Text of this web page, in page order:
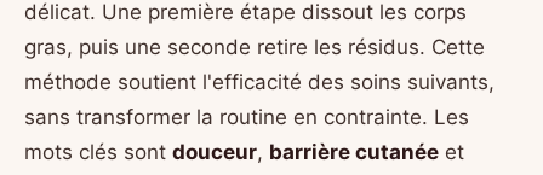
délicat. Une première étape dissout les corps
gras, puis une seconde retire les résidus. Cette
méthode soutient l'efficacité des soins suivants,
sans transformer la routine en contrainte. Les
mots clés sont douceur, barrière cutanée et